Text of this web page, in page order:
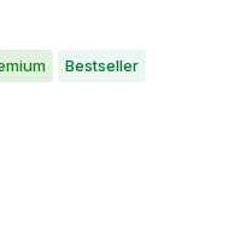
Bestseller